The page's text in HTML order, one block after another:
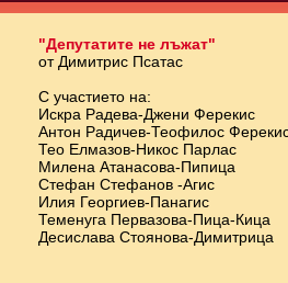
"Депутатите не лъжат"
от Димитрис Псатас
С участието на:
Искра Радева-Джени Ферекис
Антон Радичев-Теофилос
Тео Елмазов-Никос Парлас
Милена Атанасова-Пипица
Стефан Стефанов -Агис
Илия Георгиев-Панагис
Теменуга Первазова-Пица-Кица
Десислава Стоянова-Димитрица